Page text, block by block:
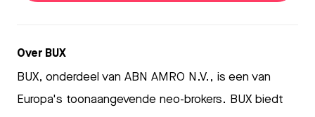
Over BUX
BUX, onderdeel van ABN AMRO N.V., is een van
Europa's toonaangevende neo-brokers. BUX biedt